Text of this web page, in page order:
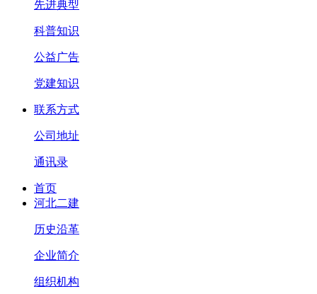
先进典型
科普知识
公益广告
党建知识
联系方式
公司地址
通讯录
首页
河北二建
历史沿革
企业简介
组织机构